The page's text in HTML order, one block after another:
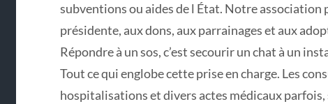
subventions ou aides de l État. Notre association
présidente, aux dons, aux parrainages et aux
Répondre à un sos, c’est secourir un chat à un
Tout ce qui englobe cette prise en charge. Les
hospitalisations et divers actes médicaux